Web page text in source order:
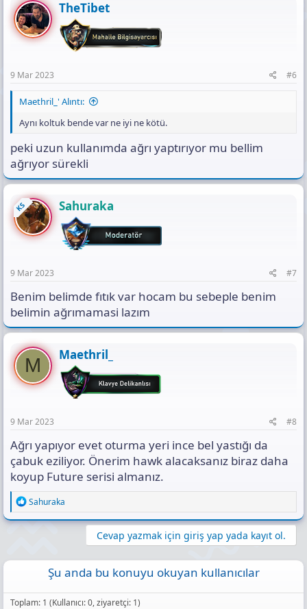
TheTibet
9 Mar 2023 #6
Maethril_' Alıntı:
Aynı koltuk bende var ne iyi ne kötü.
peki uzun kullanımda ağrı yaptırıyor mu bellim
ağrıyor sürekli
KS Sahuraka
9 Mar 2023 #7
Benim belimde fıtık var hocam bu sebeple benim
belimin ağrımamasi lazım
M Maethril_
9 Mar 2023 #8
Ağrı yapıyor evet oturma yeri ince bel yastığı da
çabuk eziliyor. Önerim hawk alacaksanız biraz daha
koyup Future serisi almanız.
R
e
a
:
Sahuraka
Cevap yazmak için giriş yap yada kayıt ol.
Şu anda bu konuyu okuyan kullanıcılar
Toplam: 1 (Kullanıcı: 0, ziyaretçi: 1)